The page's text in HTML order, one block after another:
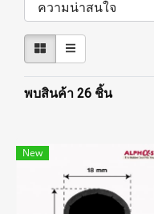
พบสินค้า 26 ชิ้น
New